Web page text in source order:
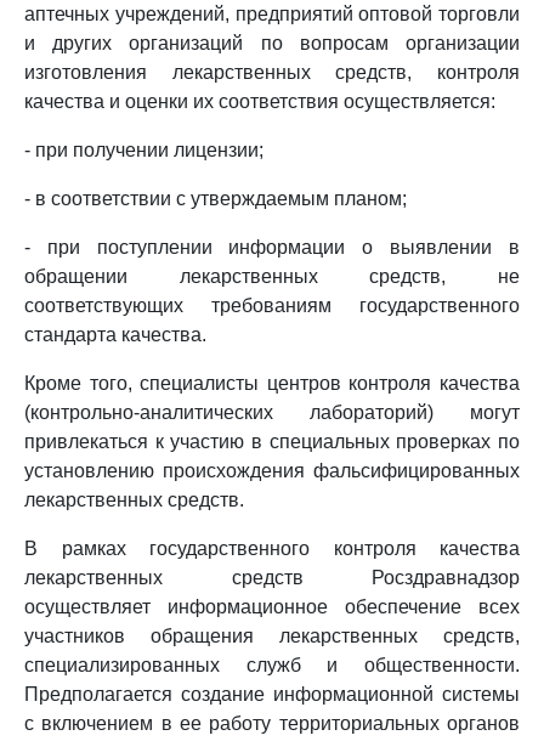
аптечных учреждений, предприятий оптовой торговли
и других организаций по вопросам организации
изготовления лекарственных средств, контроля
качества и оценки их соответствия осуществляется:
- при получении лицензии;
- в соответствии с утверждаемым планом;
- при поступлении информации о выявлении в
обращении лекарственных средств, не
соответствующих требованиям государственного
стандарта качества.
Кроме того, специалисты центров контроля качества
(контрольно-аналитических лабораторий) могут
привлекаться к участию в специальных проверках по
установлению происхождения фальсифицированных
лекарственных средств.
В рамках государственного контроля качества
лекарственных средств Росздравнадзор
осуществляет информационное обеспечение всех
участников обращения лекарственных средств,
специализированных служб и общественности.
Предполагается создание информационной системы
с включением в ее работу территориальных органов